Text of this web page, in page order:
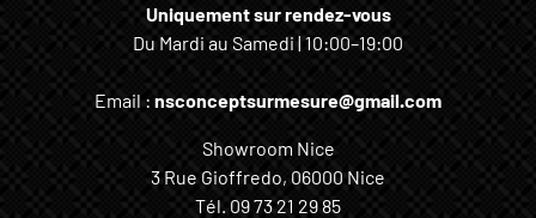
Uniquement sur rendez-vous
Du Mardi au Samedi | 10:00–19:00
Email : nsconceptsurmesure@gmail.com
Showroom Nice
3 Rue Gioffredo, 06000 Nice
Tél. 09 73 21 29 85